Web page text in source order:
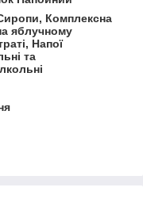
Комплексна
яблучному
Напої
та